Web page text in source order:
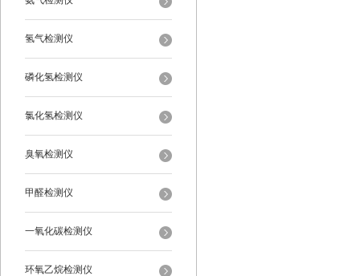
氢气检测仪
磷化氢检测仪
氯化氢检测仪
臭氧检测仪
甲醛检测仪
一氧化碳检测仪
环氧乙烷检测仪